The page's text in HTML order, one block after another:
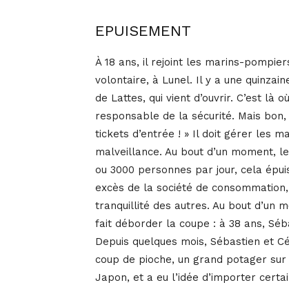
EPUISEMENT
À 18 ans, il rejoint les marins-
volontaire, à Lunel. Il y a une
de Lattes, qui vient d’ouvrir. C’est là
responsable de la sécurité. Mais
tickets d’entrée ! » Il doit gérer les
malveillance. Au bout d’un moment,
ou 3000 personnes par jour, cela
excès de la société de
tranquillité des autres. Au bout d’un
fait déborder la coupe : à 38 ans,
Depuis quelques mois, Sébastien et
coup de pioche, un grand potager
Japon, et a eu l’idée d’importer